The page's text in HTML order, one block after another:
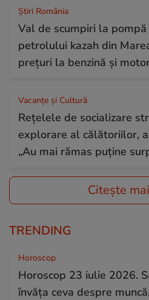
Știri România
Val de scumpiri la
petrolului kazah din
prețuri la benzină și
Vacanțe și Cultură
Rețelele de socializare
explorare al călătoriilor,
„Au mai rămas puține
Citește
TRENDING
Horoscop
Horoscop 23 iulie 2026.
învăța ceva despre